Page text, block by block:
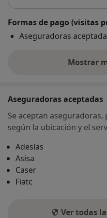
Formas de pago (visitas
Aseguradoras
Mostrar
Aseguradoras aceptadas
Se aceptan
según la ubicación y el
Adeslas
Asisa
Caser
Fiatc
Ver todas